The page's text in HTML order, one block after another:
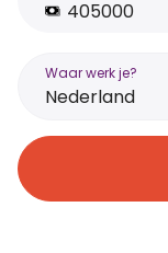
Waar werk je?
Nederland